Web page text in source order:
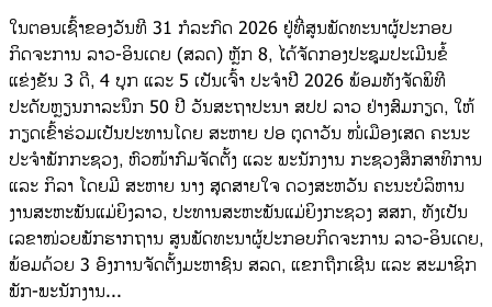
​ໃນຕອນເຊົ້າຂອງວັນທີ 31 ກໍລະກົດ 2026 ຢູ່ທີ່ສູນພັດທະນາຜູ້ປະກອບ
ກິດຈະການ ລາວ-ອິນເດຍ (ສລດ) ຫຼັກ 8, ໄດ້ຈັດກອງປະຊຸມປະເມີນຂໍ້
ແຂ່ງຂັນ 3 ດີ, 4 ບຸກ ແລະ 5 ເປັນເຈົ້າ ປະຈຳປີ 2026 ພ້ອມທັງຈັດພິທີ
ປະດັບຫຼຽນກາລະນຶກ 50 ປີ ວັນສະຖາປະນາ ສປປ ລາວ ຢ່າງສົມກຽດ, ໃຫ້
ກຽດເຂົ້າຮ່ວມເປັນປະທານໂດຍ ສະຫາຍ ປອ ຕຸດາວັນ ໜໍ່ເມືອງເສດ ຄະນະ
ປະຈຳພັກກະຊວງ, ຫົວໜ້າກົມຈັດຕັ້ງ ແລະ ພະນັກງານ ກະຊວງສຶກສາທິການ
ແລະ ກິລາ ໂດຍມີ ສະຫາຍ ນາງ ສຸດສາຍໃຈ ດວງສະຫວັນ ຄະນະບໍລິຫານ
ງານສະຫະພັນແມ່ຍິງລາວ, ປະທານສະຫະພັນແມ່ຍິງກະຊວງ ສສກ, ທັງເປັນ
ເລຂາໜ່ວຍພັກຮາກຖານ ສູນພັດທະນາຜູ້ປະກອບກິດຈະການ ລາວ-ອິນເດຍ,
ພ້ອມດ້ວຍ 3 ອົງການຈັດຕັ້ງມະຫາຊົນ ສລດ, ແຂກຖືກເຊີນ ແລະ ສະມາຊິກ
ພັກ-ພະນັກງານ...